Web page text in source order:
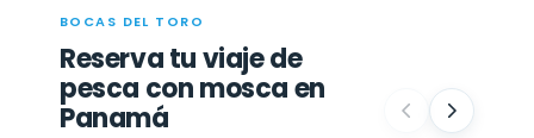
BOCAS DEL TORO
Reserva tu viaje de
pesca con mosca en
Panamá